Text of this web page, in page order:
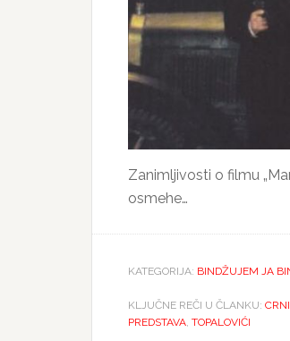
Zanimljivosti o filmu
osmehe…
KATEGORIJA: BINDŽUJEM JA
KLJUČNE REČI U ČLANKU:
PREDSTAVA, TOPALOVIĆI